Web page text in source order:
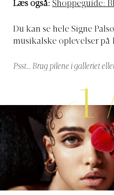
Læs også: Shoppeguide:
Du kan se hele Signe
musikalske oplevelser på
Psst… Brug pilene i galleriet
1